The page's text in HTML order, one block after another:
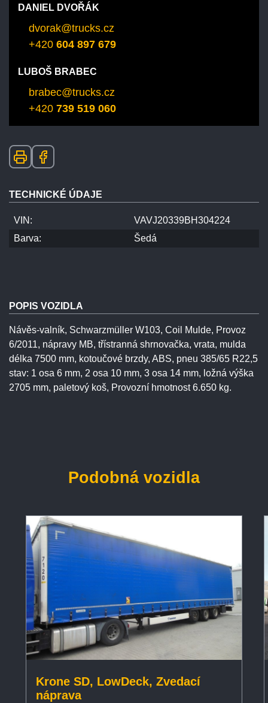
DANIEL DVOŘÁK
dvorak@trucks.cz
+420604 897 679
LUBOŠ BRABEC
brabec@trucks.cz
+420739 519 060
TECHNICKÉ ÚDAJE
VIN:
VAVJ20339BH304224
Barva:
Šedá
POPIS VOZIDLA
Návěs-valník, Schwarzmüller W103, Coil Mulde, Provoz
6/2011, nápravy MB, třístranná shrnovačka, vrata, mulda
délka 7500 mm, kotoučové brzdy, ABS, pneu 385/65 R22,5
stav: 1 osa 6 mm, 2 osa 10 mm, 3 osa 14 mm, ložná výška
2705 mm, paletový koš, Provozní hmotnost 6.650 kg.
Podobná vozidla
Krone SD, LowDeck, Zvedací
náprava